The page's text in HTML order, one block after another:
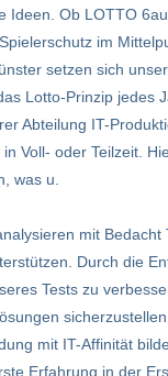
Ob LOTTO
im
setzen sich
Lotto-Prinzip jedes
Abteilung IT-
Voll- oder Teilzeit.
was u.
mit
Durch die
Tests zu
mit IT-Affinität
Erfahrung in der